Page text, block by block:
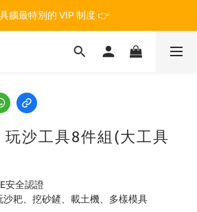
台第一個獲得 STEM.org 教育平台
腦最特別的 VIP 制度 👉
台第一個獲得 STEM.org 教育平台
玩沙工具8件組(大工具
安全認證
沙耙、挖砂鏟、載土機、多樣模具